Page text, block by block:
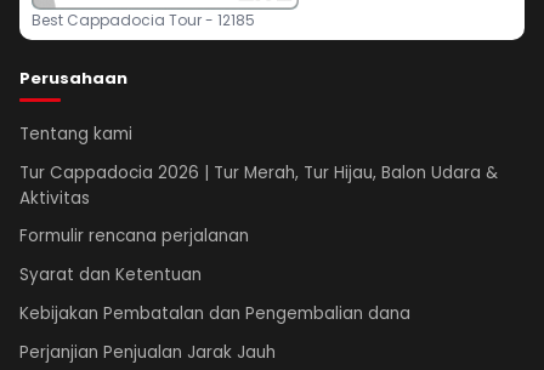
Best Cappadocia Tour - 12185
Perusahaan
Tentang kami
Tur Cappadocia 2026 | Tur Merah, Tur Hijau, Balon Udara &
Aktivitas
Formulir rencana perjalanan
Syarat dan Ketentuan
Kebijakan Pembatalan dan Pengembalian dana
Perjanjian Penjualan Jarak Jauh